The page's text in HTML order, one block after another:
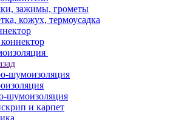
зажимы, грометы
кожух, термоусадка
шумоизоляция
шумоизоляция
и карпет